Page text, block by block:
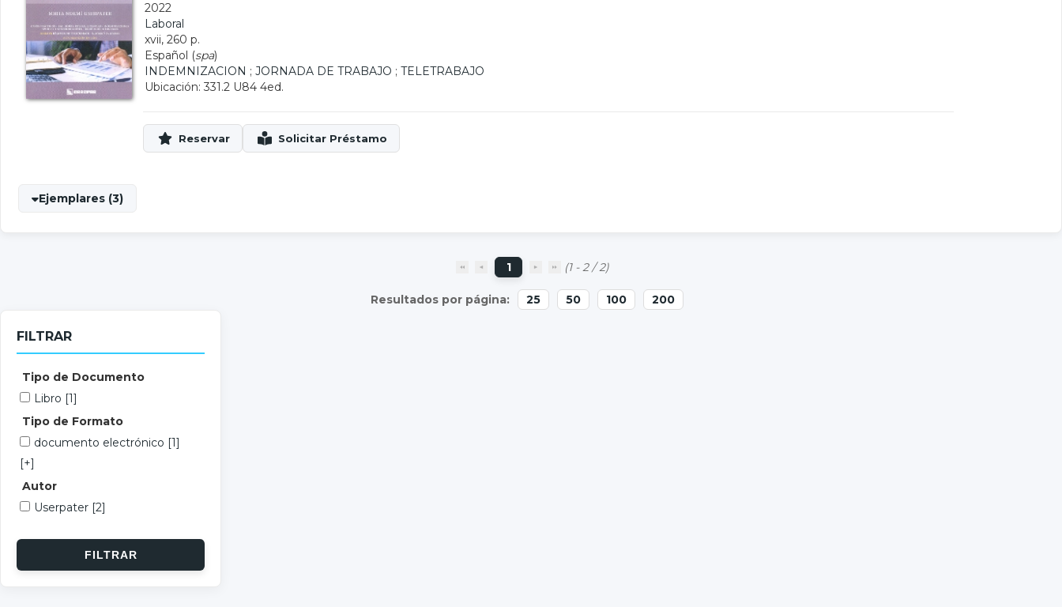
2022
Laboral
xvii, 260 p.
Español (spa)
INDEMNIZACION ; JORNADA DE TRABAJO ; TELETRABAJO
Ubicación: 331.2 U84 4ed.
Ejemplares (3)
1 (1 - 2 / 2)
25 50 100 200
FILTRAR
Tipo de Documento
Libro [1]
Tipo de Formato
documento electrónico [1]
[+]
Autor
Userpater [2]